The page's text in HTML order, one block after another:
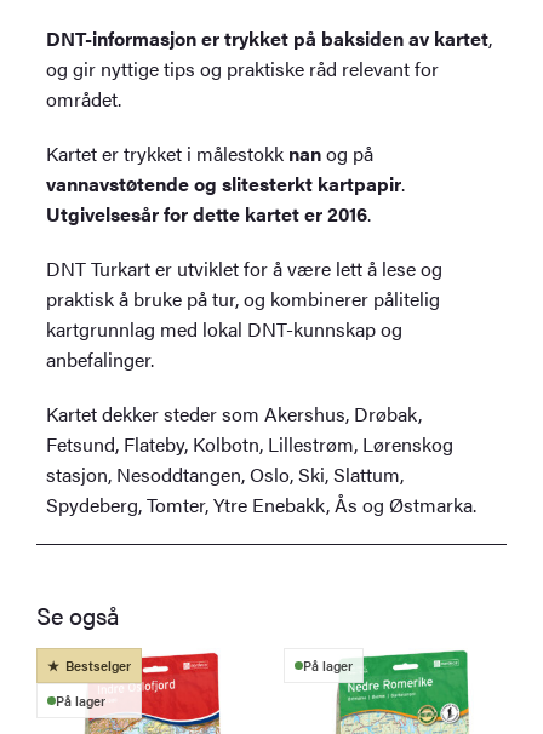
DNT-informasjon er trykket på baksiden av kartet,
og gir nyttige tips og praktiske råd relevant for
området.
Kartet er trykket i målestokk nanog på
vannavstøtende og slitesterkt kartpapir.
Utgivelsesår for dette kartet er 2016.
DNT Turkart er utviklet for å være lett å lese og
praktisk å bruke på tur, og kombinerer pålitelig
kartgrunnlag med lokal DNT-kunnskap og
anbefalinger.
Kartet dekker steder som Akershus, Drøbak,
Fetsund, Flateby, Kolbotn, Lillestrøm, Lørenskog
stasjon, Nesoddtangen, Oslo, Ski, Slattum,
Spydeberg, Tomter, Ytre Enebakk, Ås og Østmarka.
Se også
Bestselger
På lager
På lager